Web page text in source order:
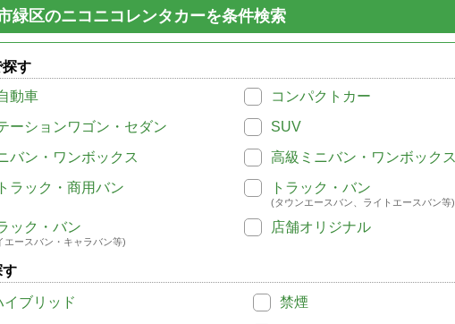
緑区のニコニコレンタカーを条件検索
す
動車
コンパクトカー
ーションワゴン・セダン
SUV
バン・ワンボックス
高級ミニバン・ワンボックス
ラック・商用バン
トラック・バン
(タウンエースバン、ライトエースバン等)
ック・バン
エースバン・キャラバン等)
店舗オリジナル
す
イブリッド
禁煙